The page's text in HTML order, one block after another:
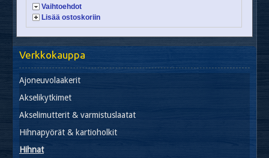
Vaihtoehdot
Lisää ostoskoriin
Verkkokauppa
Ajoneuvolaakerit
Akselikytkimet
Akselimutterit & varmistuslaatat
Hihnapyörät & kartioholkit
Hihnat